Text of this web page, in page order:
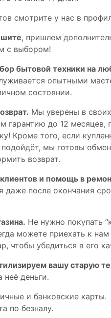
cмoтpитe у нac в
, пришлем
с выборoм!
бытовой техники на
опытными
состоянии.
Мы уверены в
гарантию до 12 месяцев,
Кроме того, если
мы готовы
возврат.
и помощь в
даже после окончания
Не нужно покупать
можете приехать к нам
чтобы убедиться в его
вашу старую
неё деньги.
и банковские карты.
по безналу.